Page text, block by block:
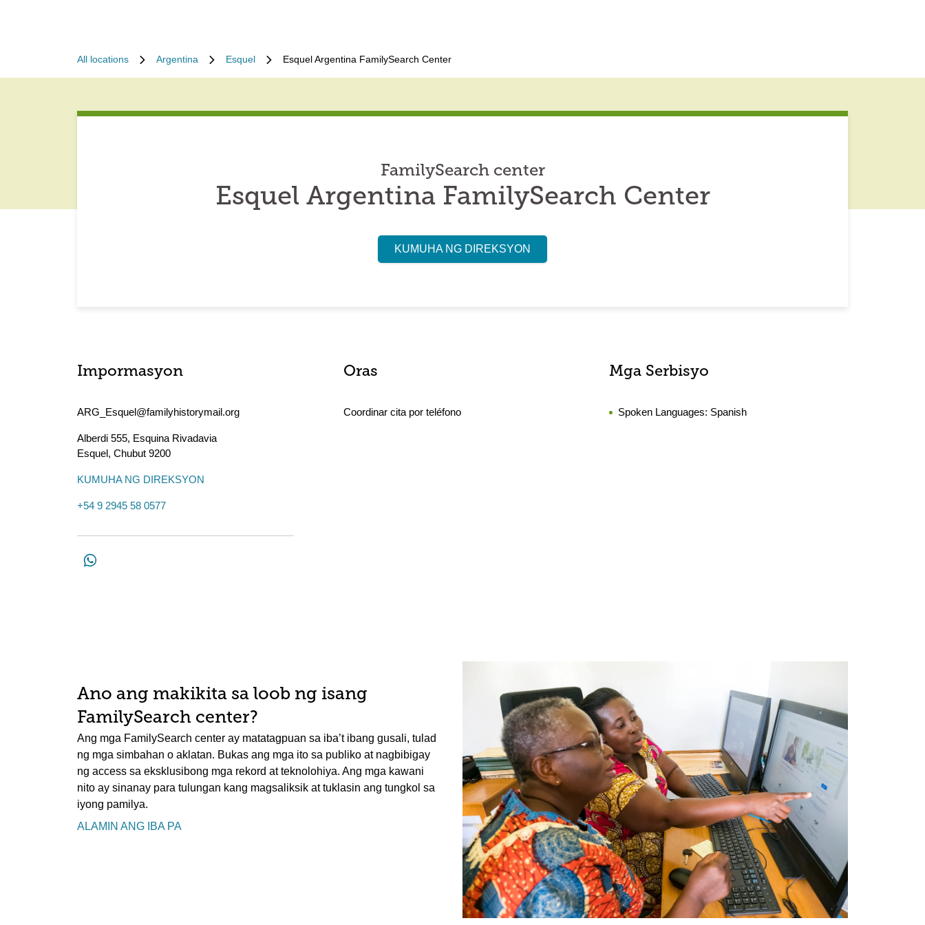
All locations Argentina Esquel Esquel Argentina FamilySearch Center
FamilySearch center
Esquel Argentina FamilySearch Center
KUMUHA NG DIREKSYON
Impormasyon
ARG_Esquel@familyhistorymail.org
Alberdi 555, Esquina Rivadavia
Esquel, Chubut 9200
KUMUHA NG DIREKSYON
+54 9 2945 58 0577
Oras
Coordinar cita por teléfono
Mga Serbisyo
Spoken Languages: Spanish
Ano ang makikita sa loob ng isang
FamilySearch center?
Ang mga FamilySearch center ay matatagpuan sa iba’t ibang gusali, tulad
ng mga simbahan o aklatan. Bukas ang mga ito sa publiko at nagbibigay
ng access sa eksklusibong mga rekord at teknolohiya. Ang mga kawani
nito ay sinanay para tulungan kang magsaliksik at tuklasin ang tungkol sa
iyong pamilya.
ALAMIN ANG IBA PA